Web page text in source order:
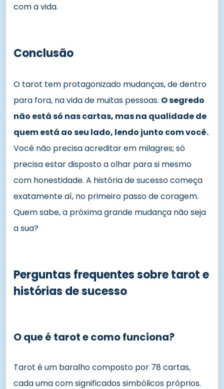
com a vida.
Conclusão
O tarot tem protagonizado mudanças, de dentro
para fora, na vida de muitas pessoas. O segredo
não está só nas cartas, mas na qualidade de
quem está ao seu lado, lendo junto com você.
Você não precisa acreditar em milagres; só
precisa estar disposto a olhar para si mesmo
com honestidade. A história de sucesso começa
exatamente aí, no primeiro passo de coragem.
Quem sabe, a próxima grande mudança não seja
a sua?
Perguntas frequentes sobre tarot e
histórias de sucesso
O que é tarot e como funciona?
Tarot é um baralho composto por 78 cartas,
cada uma com significados simbólicos próprios.